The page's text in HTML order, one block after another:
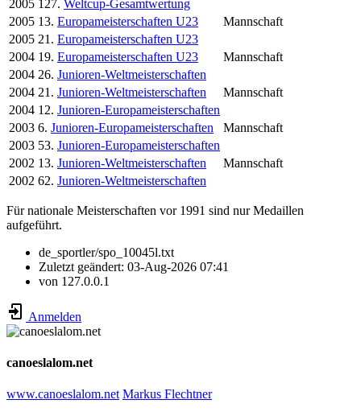
2005 127. Weltcup-Gesamtwertung
2005 13. Europameisterschaften U23
Mannschaft
2005 21. Europameisterschaften U23
2004 19. Europameisterschaften U23
Mannschaft
2004 26. Junioren-Weltmeisterschaften
2004 21. Junioren-Weltmeisterschaften
Mannschaft
2004 12. Junioren-Europameisterschaften
2003 6. Junioren-Europameisterschaften
Mannschaft
2003 53. Junioren-Europameisterschaften
2002 13. Junioren-Weltmeisterschaften
Mannschaft
2002 62. Junioren-Weltmeisterschaften
Für nationale Meisterschaften vor 1991 sind nur Medaillen
aufgeführt.
de_sportler/spo_10045l.txt
Zuletzt geändert: 03-Aug-2026 07:41
von 127.0.0.1
Anmelden
canoeslalom.net
www.canoeslalom.net Markus Flechtner